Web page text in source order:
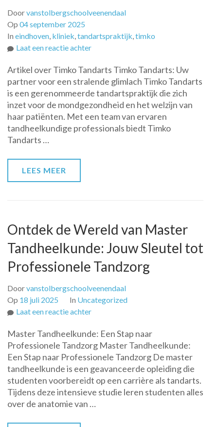
Doorvanstolbergschoolveenendaal
Op 04 september 2025
In eindhoven, kliniek,tandartspraktijk,timko
Laat een reactie achterop
Tandarts:
Uw
Partner
voor
Mondgezondheid
en
Artikel over Timko Tandarts Timko Tandarts: Uw
partner voor een stralende glimlach Timko Tandarts
is een gerenommeerde tandartspraktijk die zich
inzet voor de mondgezondheid en het welzijn van
haar patiënten. Met een team van ervaren
tandheelkundige professionals biedt Timko
Tandarts …
LEES MEER
Ontdek de Wereld van Master
Tandheelkunde: Jouw Sleutel tot
Professionele Tandzorg
Doorvanstolbergschoolveenendaal
Op 18 juli 2025 In Uncategorized
Laat een reactie achterop
de
Wereld
van
Master
Tandheelkunde:
Jouw
Sleutel
Master Tandheelkunde: Een Stap naar
Professionele Tandzorg Master Tandheelkunde:
Een Stap naar Professionele Tandzorg De master
tandheelkunde is een geavanceerde opleiding die
studenten voorbereidt op een carrière als tandarts.
Tijdens deze intensieve studie leren studenten alles
over de anatomie van …